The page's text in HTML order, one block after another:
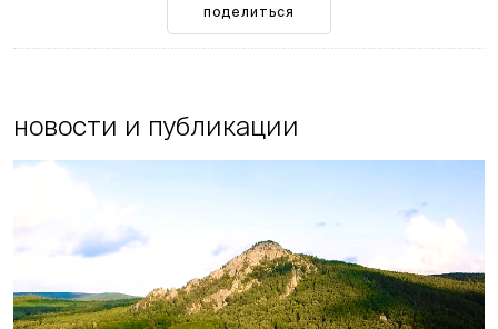
поделиться
новости и публикации